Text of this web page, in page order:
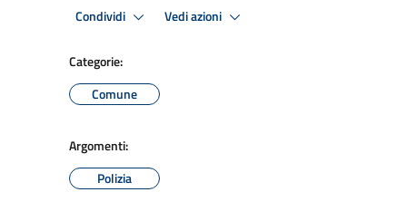
Condividi Vedi azioni
Categorie:
Comune
Argomenti:
Polizia